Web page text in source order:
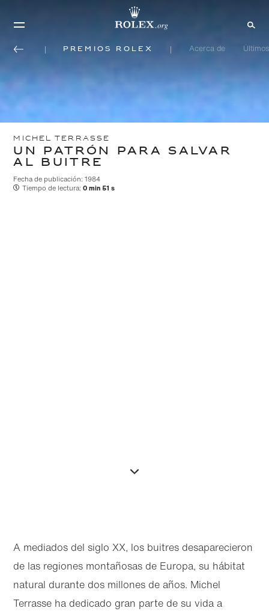
Premios Rolex Acerca de
MICHEL TERRASSE
UN PATRÓN PARA SALVAR
AL BUITRE
Fecha de publicación: 1984
Tiempo de lectura: 0 min 51 s
A mediados del siglo XX, los buitres desaparecieron
de las regiones montañosas de Europa, su hábitat
natural durante dos millones de años. Michel
Terrasse ha dedicado gran parte de su vida a